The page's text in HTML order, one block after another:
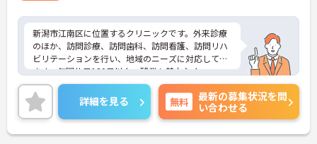
新潟市江南区に位置するクリニックです。外来診療
のほか、訪問診療、訪問歯科、訪問看護、訪問リハ
ビリテーションを行い、地域のニーズに対応してい
ます。年間休日120日以上、残業も基本なく、ワー
クライフバランスを重視した働き方が叶います。ご
興味のある方には、面接対策ポイントなど、さらに
詳細をお話しいたしますのでお気軽にご相談くださ
い！
詳細を見る 無料
最新の募集状況を問
い合わせる